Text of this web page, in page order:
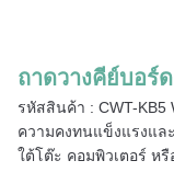
ถาดวางคีย์บอร์
รหัสสินค้า : CWT-
ความคงทนแข็งแรงแล
ใต้โต๊ะ คอมพิวเตอร์ หรื